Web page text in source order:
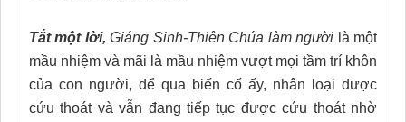
Tắt một lời, Giáng Sinh-Thiên Chúa làm người là một
mầu nhiệm và mãi là mầu nhiệm vượt mọi tầm trí khôn
của con người, để qua biến cố ấy, nhân loại được
cứu thoát và vẫn đang tiếp tục được cứu thoát nhờ